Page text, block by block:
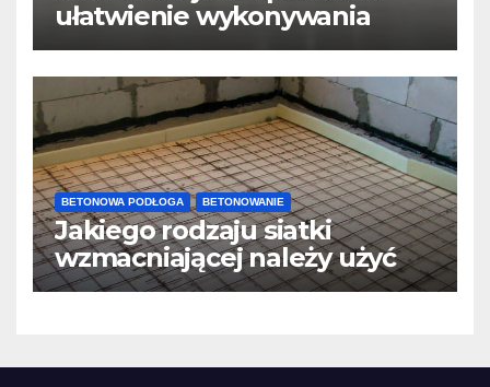
ułatwienie wykonywania
posadzek betonowych i
konstrukcji
BETONOWA PODŁOGA BETONOWANIE
Jakiego rodzaju siatki
wzmacniającej należy użyć
do wylewek podłogowych?